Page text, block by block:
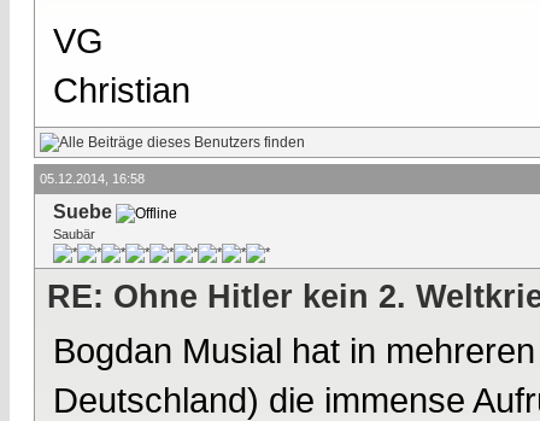
VG
Christian
05.12.2014, 16:58
Suebe
Saubär
RE: Ohne Hitler kein 2.
Bogdan Musial hat in
Deutschland) die immense